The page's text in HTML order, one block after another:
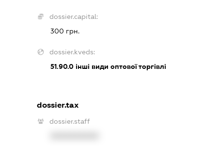
dossier.capital:
300 грн.
dossier.kveds:
51.90.0інші види оптової торгівлі
dossier.tax
dossier.staff